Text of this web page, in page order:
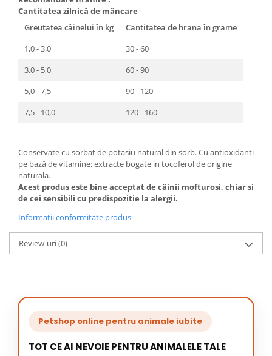
Cantitatea zilnică de mâncare
Greutatea câinelui în kg
Cantitatea de hrana în grame
1,0 - 3,0
30 - 60
3,0 - 5,0
60 - 90
5,0 - 7,5
90 - 120
7,5 - 10,0
120 - 160
Conservate cu sorbat de potasiu natural din sorb. Cu antioxidanti
pe bază de vitamine: extracte bogate in tocoferol de origine
naturala.
Acest produs este bine acceptat de câinii mofturosi, chiar si
de cei sensibili cu predispozitie la alergii.
Informatii conformitate produs
Review-uri(0)
Petshop online pentru animale iubite
TOT CE AI NEVOIE PENTRU ANIMALELE TALE